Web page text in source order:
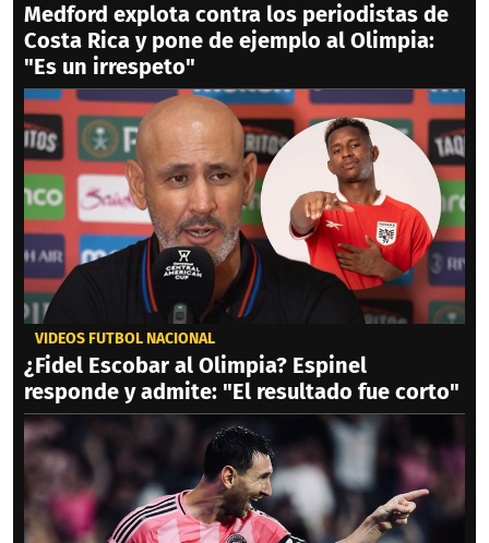
Medford explota contra los periodistas de
Costa Rica y pone de ejemplo al Olimpia:
"Es un irrespeto"
VIDEOS FÚTBOL NACIONAL
¿Fidel Escobar al Olimpia? Espinel
responde y admite: "El resultado fue corto"